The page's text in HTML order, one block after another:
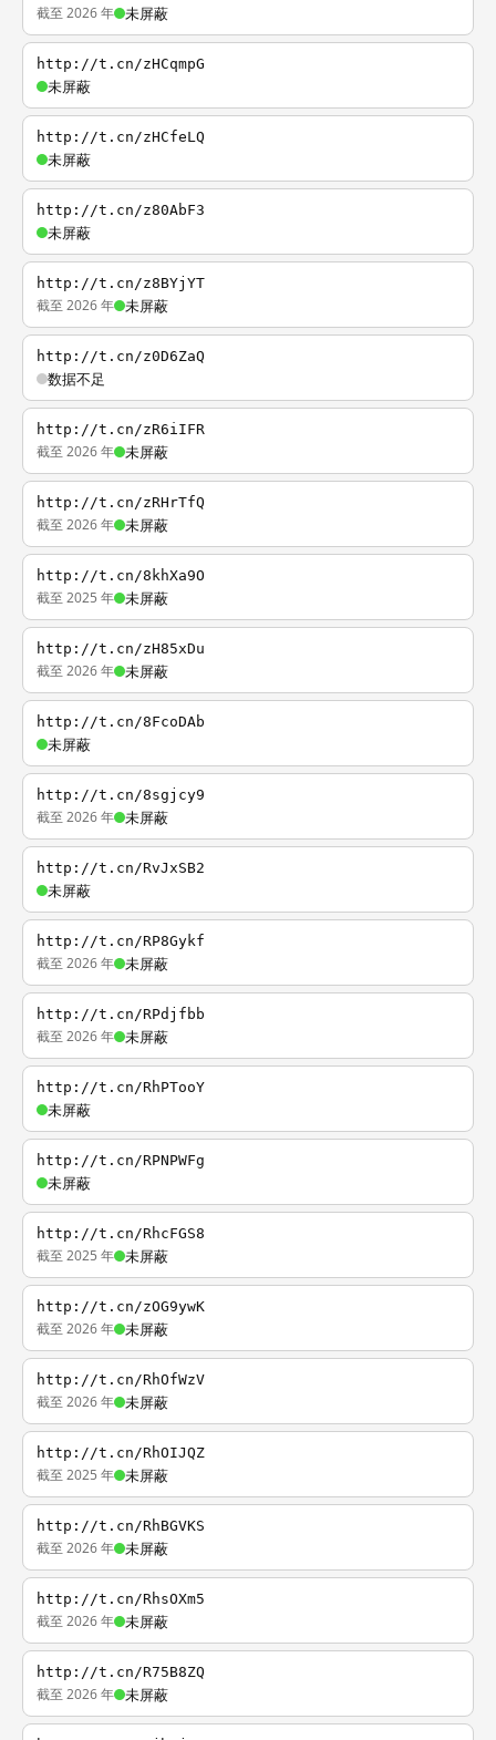
截至 2026 年 未屏蔽
http://t.cn/zHCqmpG
未屏蔽
http://t.cn/zHCfeLQ
未屏蔽
http://t.cn/z80AbF3
未屏蔽
http://t.cn/z8BYjYT
截至 2026 年 未屏蔽
http://t.cn/z0D6ZaQ
数据不足
http://t.cn/zR6iIFR
截至 2026 年 未屏蔽
http://t.cn/zRHrTfQ
截至 2026 年 未屏蔽
http://t.cn/8khXa9O
截至 2025 年 未屏蔽
http://t.cn/zH85xDu
截至 2026 年 未屏蔽
http://t.cn/8FcoDAb
未屏蔽
http://t.cn/8sgjcy9
截至 2026 年 未屏蔽
http://t.cn/RvJxSB2
未屏蔽
http://t.cn/RP8Gykf
截至 2026 年 未屏蔽
http://t.cn/RPdjfbb
截至 2026 年 未屏蔽
http://t.cn/RhPTooY
未屏蔽
http://t.cn/RPNPWFg
未屏蔽
http://t.cn/RhcFGS8
截至 2025 年 未屏蔽
http://t.cn/zOG9ywK
截至 2026 年 未屏蔽
http://t.cn/RhOfWzV
截至 2026 年 未屏蔽
http://t.cn/RhOIJQZ
截至 2025 年 未屏蔽
http://t.cn/RhBGVKS
截至 2026 年 未屏蔽
http://t.cn/RhsOXm5
截至 2026 年 未屏蔽
http://t.cn/R75B8ZQ
截至 2026 年 未屏蔽